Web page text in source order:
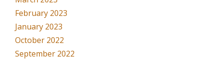
February 2023
January 2023
October 2022
September 2022